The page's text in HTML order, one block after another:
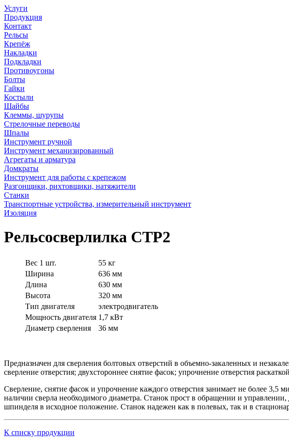
Услуги
Продукция
Контакт
Рельсы
Крепёж
Накладки
Подкладки
Противоугоны
Болты
Гайки
Костыли
Шайбы
Клеммы, шурупы
Стрелочные переводы
Шпалы
Инструмент ручной
Инструмент механизированный
Агрегаты и арматура
Домкраты
Инструмент для работы с крепежом
Разгонщики, рихтовщики, натяжители
Станки
Транспортные устройства, измерительный инструмент
Изоляция
Рельсосверлилка СТР2
Вес 1 шт.
55 кг
Ширина
636 мм
Длина
630 мм
Высота
320 мм
Тип двигателя
электродвигатель
Мощность двигателя 1,7 кВт
Диаметр сверления
36 мм
Предназначен для сверления болтовых отверстий в объемно-закаленных и
сверление отверстия; двухстороннее снятие фасок; упрочнение отверстия
Сверление, снятие фасок и упрочнение каждого отверстия занимает не более 3,5
наличии сверла необходимого диаметра. Станок прост в обращении и
шпинделя в исходное положение. Станок надежен как в полевых, так и в
К списку продукции